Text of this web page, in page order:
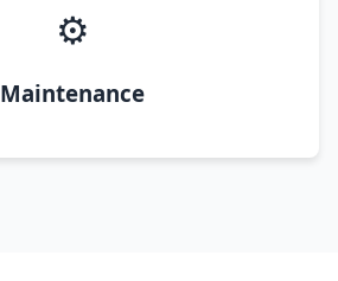
⚙️
Maintenance